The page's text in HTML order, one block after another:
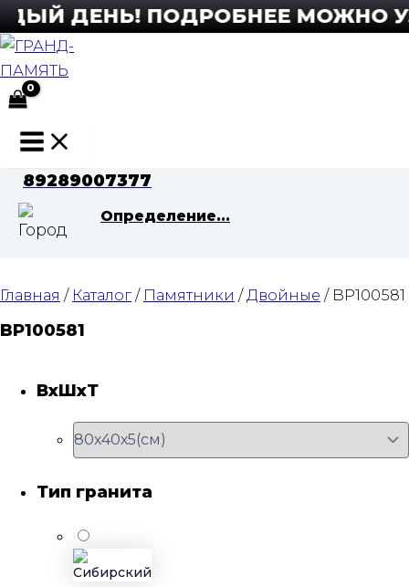
Перейти
к
содержимому
ДЕНЬ! ПОДРОБНЕЕ МОЖНО
Main
Menu
89289007377
Определение...
Главная / Каталог / Памятники / Двойные / BP100581
BP100581
Тип гранита
ВхШхТ